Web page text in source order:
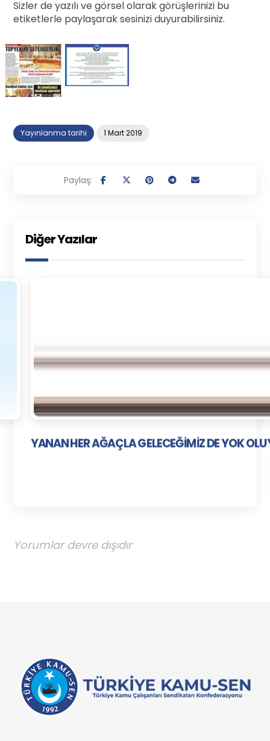
Sizler de yazılı ve görsel olarak görüşlerinizi bu
etiketlerle paylaşarak sesinizi duyurabilirsiniz.
Yayınlanma tarihi 1 Mart 2019
Diğer Yazılar
YANAN HER AĞAÇLA GELECEĞİMİZ DE YOK
Yorumlar devre dışıdır